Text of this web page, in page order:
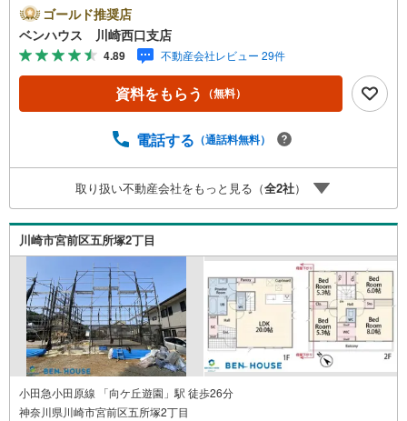
ックたっぷりできます！■ご見学をご希望のお客様、平日・
休日問わず ご対応させていただきます。■また、オンライ
ン案内・相談などにも対応しております。 どうぞ お気
軽にご連絡下さい。その他にも・・・●「この物件以外にも
何件か一緒に物件を見てみたい」●「私はローンいくら借り
られるのだろう？」●「買替えなので、自宅がいくらで売却
な？」●「頭金は、どれくらいないと買えないの？」●「自
入はわからないことばかり・・・。ご安心ください!!お力に
なれる事がございましたら、誠心誠意 お手伝いをさせてい
ただきます。【ベンハウス】にお任せ下さい！
ゴールド推奨店
ベンハウス 川崎西口支店
4.89 不動産会社レビュー 29件
資料をもらう （無料）
電話する （通話料無料）
取り扱い不動産会社をもっと見る（全2社）
川崎市宮前区五所塚2丁目
小田急小田原線 「向ケ丘遊園」駅 徒歩26分
神奈川県川崎市宮前区五所塚2丁目